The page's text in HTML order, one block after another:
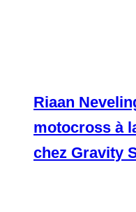
Riaan
motocross à
chez Gravity